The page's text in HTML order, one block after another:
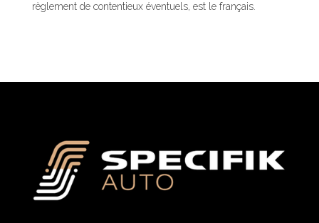
règlement de contentieux éventuels, est le français.